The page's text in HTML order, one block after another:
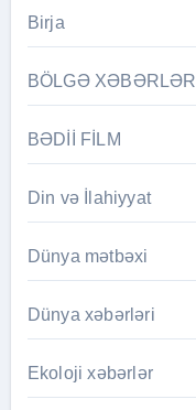
Birja
BÖLGƏ XƏBƏRLƏRİ
BƏDİİ FİLM
Din və İlahiyyat
Dünya mətbəxi
Dünya xəbərləri
Ekoloji xəbərlər